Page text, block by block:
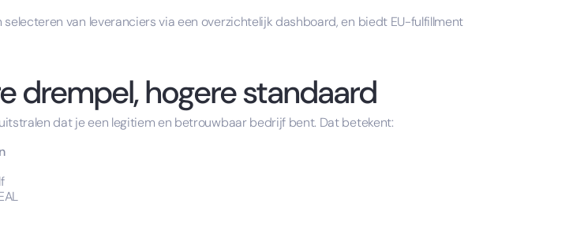
van leveranciers via een overzichtelijk dashboard, en biedt EU-fulfillment
drempel, hogere standaard
dat je een legitiem en betrouwbaar bedrijf bent. Dat betekent: